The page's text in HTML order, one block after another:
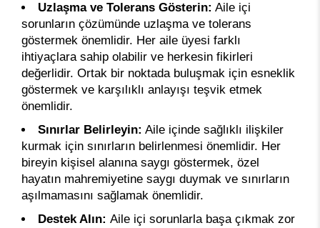
Uzlaşma ve Tolerans Gösterin: Aile içi
sorunların çözümünde uzlaşma ve tolerans
göstermek önemlidir. Her aile üyesi farklı
ihtiyaçlara sahip olabilir ve herkesin fikirleri
değerlidir. Ortak bir noktada buluşmak için esneklik
göstermek ve karşılıklı anlayışı teşvik etmek
önemlidir.
Sınırlar Belirleyin: Aile içinde sağlıklı ilişkiler
kurmak için sınırların belirlenmesi önemlidir. Her
bireyin kişisel alanına saygı göstermek, özel
hayatın mahremiyetine saygı duymak ve sınırların
aşılmamasını sağlamak önemlidir.
Destek Alın: Aile içi sorunlarla başa çıkmak zor